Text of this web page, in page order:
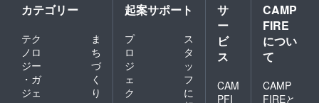
カテゴリー
テク
ノロ
ジー
・ガ
ジェ
ま
ち
づ
く
り
起案サポート
プ
ロ
ジ
ェ
ク
ス
タ
ッ
フ
に
サ
ー
ビ
ス
CAM
PFI
CAMP
FIRE
につい
て
CAMP
FIREと